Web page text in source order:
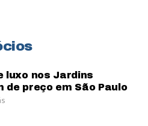
luxo nos Jardins
de preço em São Paulo